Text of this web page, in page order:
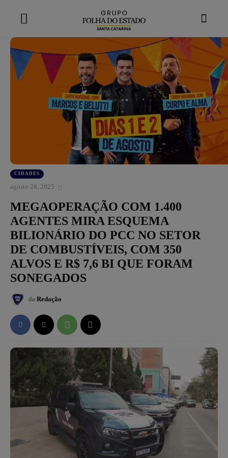
CIDADES
agosto 28, 2025
MEGAOPERAÇÃO COM 1.400
AGENTES MIRA ESQUEMA
BILIONÁRIO DO PCC NO SETOR
DE COMBUSTÍVEIS, COM 350
ALVOS E R$ 7,6 BI QUE FORAM
SONEGADOS
da Redação